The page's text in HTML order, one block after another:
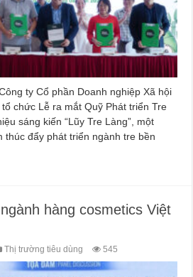
ty Cổ phần Doanh nghiệp Xã hội
chức Lễ ra mắt Quỹ Phát triển Tre
sáng kiến “Lũy Tre Làng”, một
thúc đẩy phát triển ngành tre bền
hàng cosmetics Việt
Thị trường tiêu dùng 545